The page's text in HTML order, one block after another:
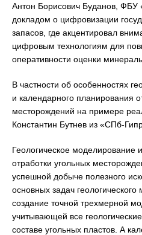
Антон Борисович Буданов, ФБУ
докладом о цифровизации
запасов, где акцентировал
цифровым технологиям для
оперативности оценки
В частности об особенностях
и календарного планирования
месторождений на примере
Константин Бутнев из «СПб-
Геологическое моделирование
отработки угольных
успешной добыче полезного
основных задач
создание точной трехмерной
учитывающей все
составе угольных пластов. А